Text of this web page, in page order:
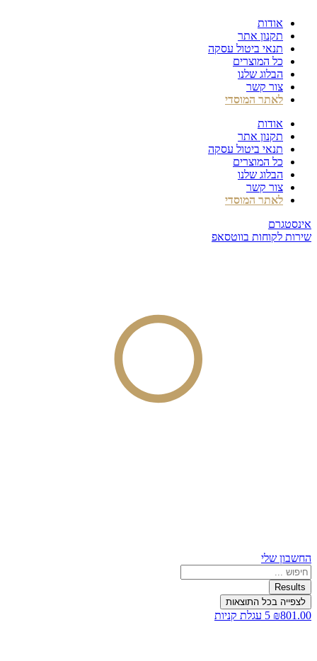
לתוכן
אודות
תקנון אתר
תנאי ביטול עסקה
כל המוצרים
הבלוג שלנו
צור קשר
לאתר המוסדי
אודות
תקנון אתר
תנאי ביטול עסקה
כל המוצרים
הבלוג שלנו
צור קשר
לאתר המוסדי
אינסטגרם
שירות לקוחות בווטסאפ
החשבון שלי
Search
...
Results
לצפייה בכל התוצאות
₪801.00
5 עגלת קניות